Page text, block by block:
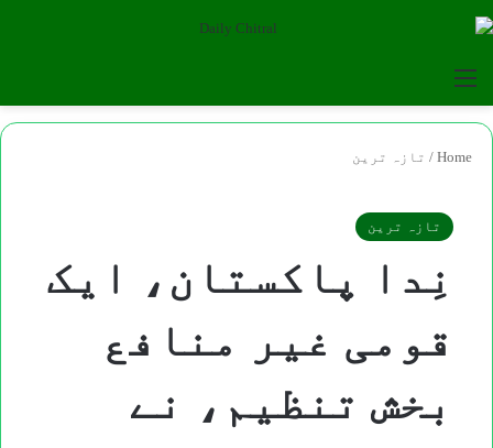
Menu
/ تازہ ترین
تازہ ترین
نِدا پاکستان، ایک
قومی غیر منافع
بخش تنظیم، نے